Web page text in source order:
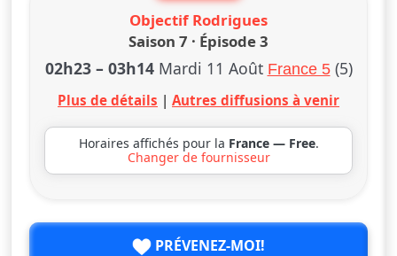
Objectif Rodrigues
Saison 7 · Épisode 3
02h23– 03h14 Mardi 11 Août France 5(5)
Plus de détails | Autres diffusions à venir
Horaires affichés pour la France — Free.
Changer de fournisseur
PRÉVENEZ-MOI!